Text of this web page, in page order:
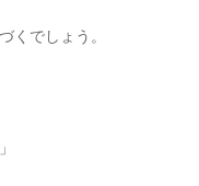
くでしょう。